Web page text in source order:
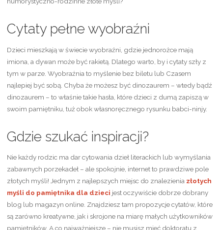
Cytaty pełne wyobraźni
Dzieci mieszkają w świecie wyobraźni, gdzie jednorożce mają
imiona, a dywan może być rakietą. Dlatego warto, by i cytaty szły z
tym w parze. Wyobraźnia to myślenie bez biletu lub Czasem
najlepiej być sobą. Chyba że możesz być dinozaurem – wtedy bądź
dinozaurem – to właśnie takie hasła, które dzieci z dumą zapiszą w
swoim pamiętniku, tuż obok własnoręcznego rysunku babci-ninjy.
Gdzie szukać inspiracji?
Nie każdy rodzic ma dar cytowania dzieł literackich lub wymyślania
zabawnych porzekadeł – ale spokojnie, internet to prawdziwe pole
złotych myśli! Jednym z najlepszych miejsc do znalezienia złotych
myśli do pamiętnika dla dzieci jest oczywiście dobrze dobrany
blog lub magazyn online. Znajdziesz tam propozycje cytatów, które
są zarówno kreatywne, jak i skrojone na miarę małych użytkowników
pamiętników. A co najważniejsze – nie musisz mieć doktoratu z